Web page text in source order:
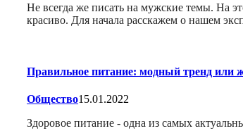
Не всегда же писать на мужские темы. На
красиво. Для начала расскажем о нашем
Правильное питание: модный тренд или
Общество15.01.2022
Здоровое питание - одна из самых